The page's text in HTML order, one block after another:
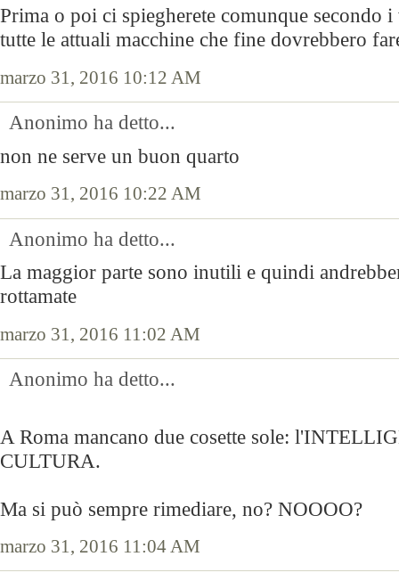
Prima o poi ci spiegherete comunque secondo
tutte le attuali macchine che fine dovrebbero
marzo 31, 2016 10:12 AM
Anonimo ha detto...
non ne serve un buon quarto
marzo 31, 2016 10:22 AM
Anonimo ha detto...
La maggior parte sono inutili e quindi
rottamate
marzo 31, 2016 11:02 AM
Anonimo ha detto...
A Roma mancano due cosette sole:
CULTURA.
Ma si può sempre rimediare, no? NOOOO?
marzo 31, 2016 11:04 AM